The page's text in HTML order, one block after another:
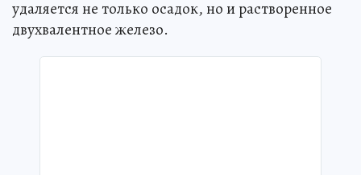
удаляется не только осадок, но и растворенное
двухвалентное железо.